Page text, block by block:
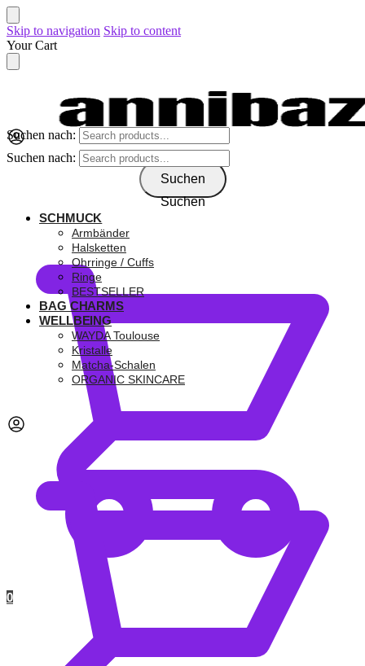
Skip to navigation Skip to content
Your Cart
Suchen nach:
Suchen
0
Suchen nach:
Suchen
SCHMUCK
Armbänder
Halsketten
Ohrringe / Cuffs
Ringe
BESTSELLER
BAG CHARMS
WELLBEING
WAYDA Toulouse
Kristalle
Matcha-Schalen
ORGANIC SKINCARE